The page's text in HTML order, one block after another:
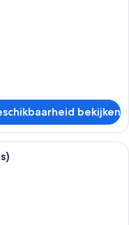
bekijken
met twee bedden,